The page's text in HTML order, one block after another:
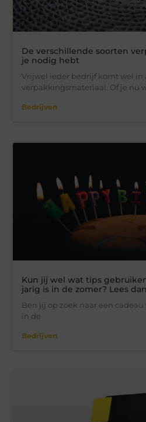
De verschillende soorten
je nodig hebt
Vrijwel ieder bedrijf komt wel in
verpakkingsmateriaal. Of je nu
Bedrijven
Kun jij wel wat tips
jarig is in de zomer? Lees
Ben jij op zoek naar een
in de
Bedrijven